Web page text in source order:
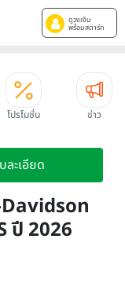
ดูวงเงิน
พร้อมสตาร์ท
โปรโมชั่น ข่าว
ะเอียด
ปี 2026